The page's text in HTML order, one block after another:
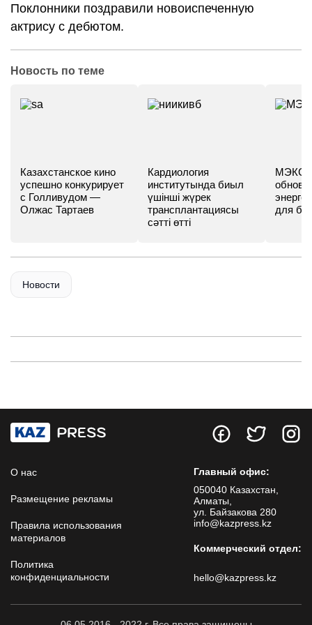
Поклонники поздравили новоиспеченную
актрису с дебютом.
Новость по теме
Казахстанское кино
успешно конкурирует
с Голливудом —
Олжас Тартаев
Кардиология
институтында биыл
үшінші жүрек
трансплантациясы
сәтті өтті
МЭКС -
для
Новости
О нас
Размещение рекламы
Правила использования
материалов
Политика
конфиденциальности
Главный офис:
050040 Казахстан,
Алматы,
ул. Байзакова 280
info@kazpress.kz
Коммерческий отдел:
hello@kazpress.kz